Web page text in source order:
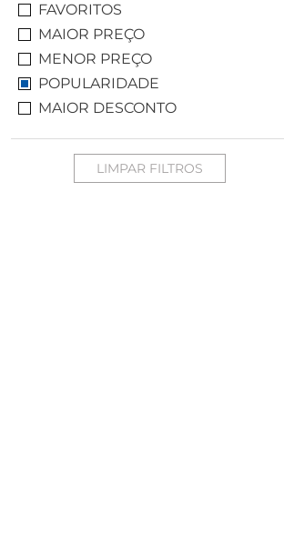
FAVORITOS
MAIOR PREÇO
MENOR PREÇO
POPULARIDADE
MAIOR DESCONTO
LIMPAR FILTROS